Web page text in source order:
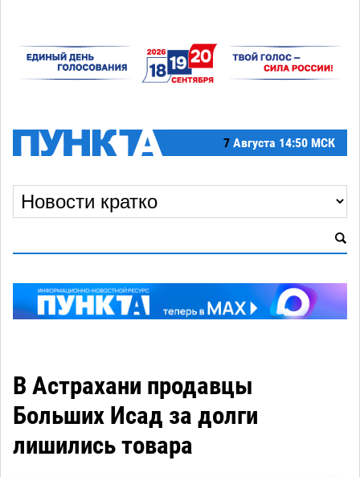
7 Августа 14:50 МСК
В Астрахани продавцы
Больших Исад за долги
лишились товара